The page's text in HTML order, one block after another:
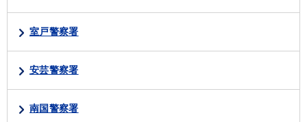
室戸警察署
安芸警察署
南国警察署